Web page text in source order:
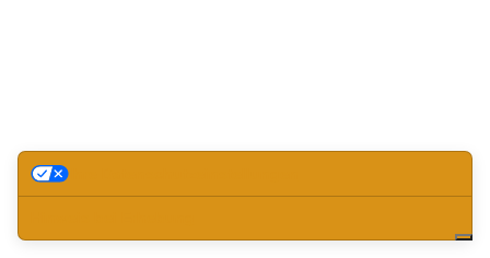
Ihre Datenschutzeinstellungen